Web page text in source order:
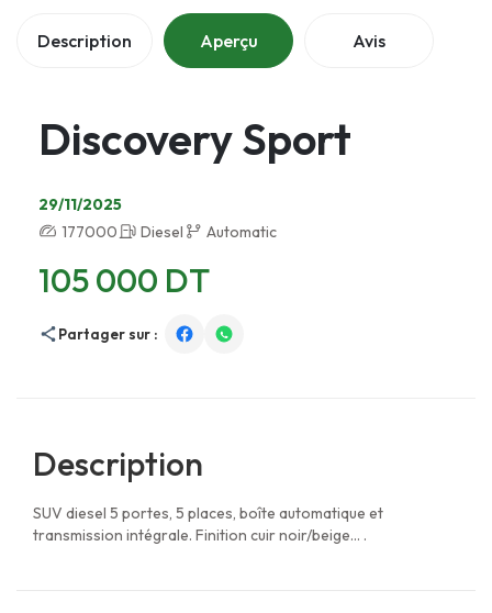
Description Aperçu Avis
Discovery Sport
29/11/2025
177000
Diesel Automatic
105 000 DT
Partager sur :
Description
SUV diesel 5 portes, 5 places, boîte automatique et
transmission intégrale. Finition cuir noir/beige... .